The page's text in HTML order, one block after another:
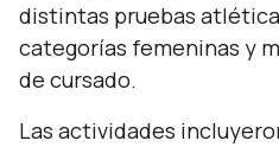
distintas pruebas
categorías femeninas y
de cursado.
Las actividades